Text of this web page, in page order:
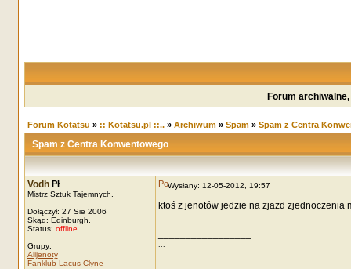
Forum
Forum Kotatsu » :: Kotatsu.pl ::..» Archiwum» Spam» Spam z Centra
Spam z Centra Konwentowego
Vodh
Mistrz Sztuk Tajemnych.
Dołączył: 27 Sie 2006
Skąd: Edinburgh.
Status: offline
Grupy:
Alijenoty
Fanklub Lacus Clyne
Wysłany: 12-05-2012, 19:57
ktoś z jenotów jedzie na zjazd zjednoczenia
...